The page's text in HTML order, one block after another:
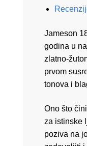
Jameson
godina u
zlatno-
prvom
tonova i
Ono što
za istinske
poziva na